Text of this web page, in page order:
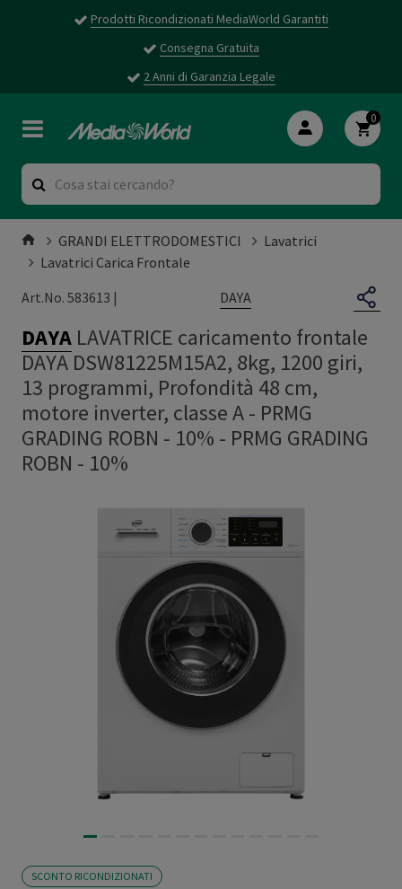
Prodotti Ricondizionati MediaWorld Garantiti
Consegna Gratuita
2 Anni di Garanzia Legale
0
GRANDI ELETTRODOMESTICI
Lavatrici
Lavatrici Carica Frontale
Art.No. 583613 |
DAYA
DAYA LAVATRICE caricamento frontale
DAYA DSW81225M15A2, 8kg, 1200 giri,
13 programmi, Profondità 48 cm,
motore inverter, classe A - PRMG
GRADING ROBN - 10% - PRMG GRADING
ROBN - 10%
SCONTO RICONDIZIONATI